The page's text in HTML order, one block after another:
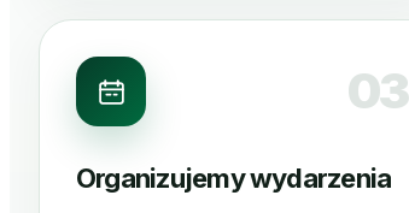
03
Organizujemy wydarzenia